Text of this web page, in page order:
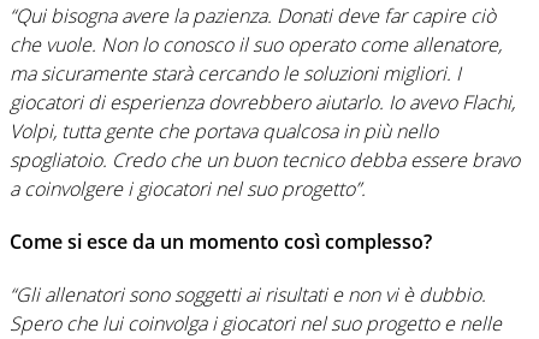
“Qui bisogna avere la pazienza. Donati deve far capire ciò
che vuole. Non lo conosco il suo operato come allenatore,
ma sicuramente starà cercando le soluzioni migliori. I
giocatori di esperienza dovrebbero aiutarlo. Io avevo Flachi,
Volpi, tutta gente che portava qualcosa in più nello
spogliatoio. Credo che un buon tecnico debba essere bravo
a coinvolgere i giocatori nel suo progetto”.
Come si esce da un momento così complesso?
“Gli allenatori sono soggetti ai risultati e non vi è dubbio.
Spero che lui coinvolga i giocatori nel suo progetto e nelle